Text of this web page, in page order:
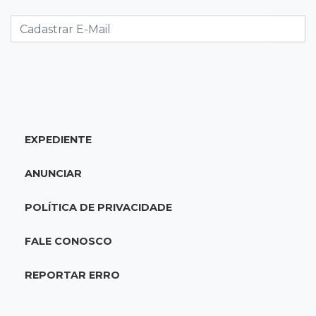
na MS-278
20:40 Acesso ao ensino
consultar locais de prova
Jovem morre baleado e suspeita envolve
EXPEDIENTE
ANUNCIAR
POLÍTICA DE PRIVACIDADE
FALE CONOSCO
REPORTAR ERRO